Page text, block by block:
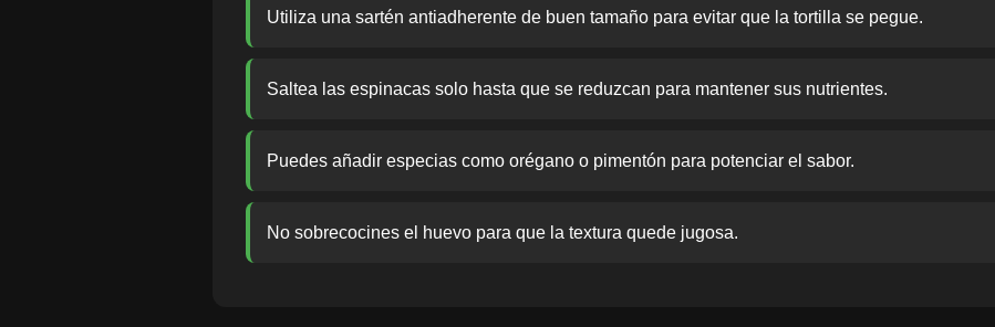
Utiliza una sartén antiadherente de buen tamaño para evitar que la tortilla se pegue.
Saltea las espinacas solo hasta que se reduzcan para mantener sus nutrientes.
Puedes añadir especias como orégano o pimentón para potenciar el sabor.
No sobrecocines el huevo para que la textura quede jugosa.